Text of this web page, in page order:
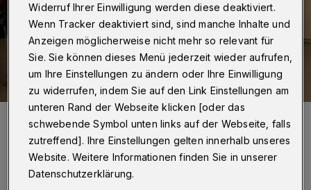
Bild von der Messe „Wuppertal Works“ im August 2023.
Foto: Christoph Petersen
Widerruf Ihrer Einwilligung werden diese deaktiviert.
Wenn Tracker deaktiviert sind, sind manche Inhalte und
Anzeigen möglicherweise nicht mehr so relevant für
Sie. Sie können dieses Menü jederzeit wieder aufrufen,
um Ihre Einstellungen zu ändern oder Ihre Einwilligung
zu widerrufen, indem Sie auf den Link Einstellungen am
unteren Rand der Webseite klicken [oder das
schwebende Symbol unten links auf der Webseite, falls
zutreffend]. Ihre Einstellungen gelten innerhalb unseres
Website. Weitere Informationen finden Sie in unserer
Datenschutzerklärung.